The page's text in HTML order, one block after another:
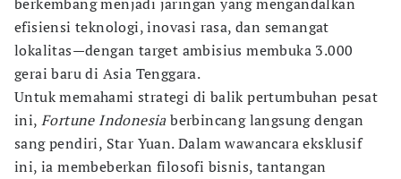
efisiensi teknologi, inovasi rasa, dan semangat
lokalitas—dengan target ambisius membuka 3.000
gerai baru di Asia Tenggara.
Untuk memahami strategi di balik pertumbuhan pesat
ini, Fortune Indonesiaberbincang langsung dengan
sang pendiri, Star Yuan. Dalam wawancara eksklusif
ini, ia membeberkan filosofi bisnis, tantangan